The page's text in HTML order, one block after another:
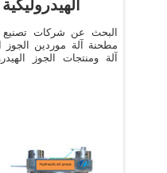
البحث عن شركات تصنيع
مطحنة آلة موردين الجوز
آلة ومنتجات الجوز